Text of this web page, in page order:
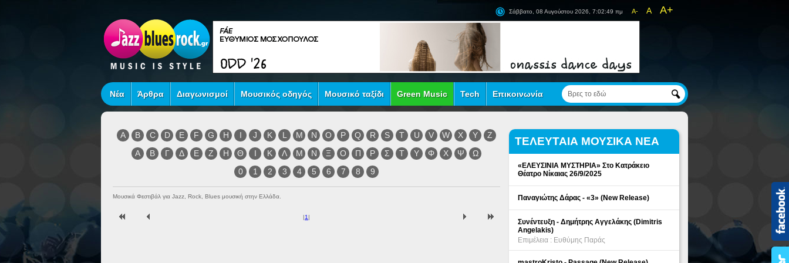
A- A A+
Σάββατο, 08 Αυγούστου 2026, 7:02:49 πμ
Νέα Άρθρα Διαγωνισμοί Μουσικός οδηγός Μουσικό ταξίδι Green Music Tech Επικοινωνία
A B C D E F G H I J K L M N O P Q R S T U V W X Y
Z
Α
Β Γ Δ Ε Ζ Η Θ Ι Κ Λ Μ Ν Ξ Ο Π Ρ Σ Τ Υ Φ Χ Ψ
Ω
0
1 2 3 4 5 6 7 8 9
Μουσικά Φεστιβάλ για Jazz, Rock, Blues μουσική στην Ελλάδα.
|1 |
ΤΕΛΕΥΤΑΙΑ ΜΟΥΣΙΚΑ ΝΕΑ
«ΕΛΕΥΣΙΝΙΑ ΜΥΣΤΗΡΙΑ» Στο Κατράκειο
Θέατρο Νίκαιας 26/9/2025
Παναγιώτης Δάρας - «3» (New Release)
Συνέντευξη - Δημήτρης Αγγελάκης (Dimitris
Angelakis)
Επιμέλεια : Ευθύμης Παράς